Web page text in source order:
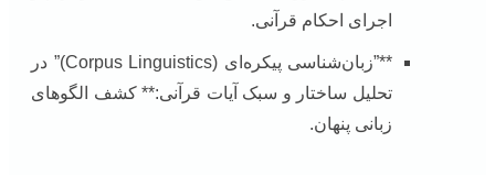
اجرای احکام قرآنی.
**”زبان‌شناسی پیکره‌ای (Corpus Linguistics)” در
تحلیل ساختار و سبک آیات قرآنی:** کشف الگوهای
زبانی پنهان.